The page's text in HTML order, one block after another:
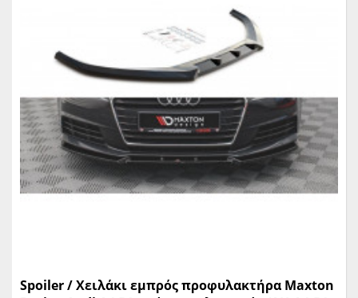
Spoiler / Χειλάκι εμπρός προφυλακτήρα Maxton